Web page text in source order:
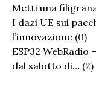
Metti una
I dazi UE sui
l’innovazione (0)
ESP32
dal salotto di… (2)